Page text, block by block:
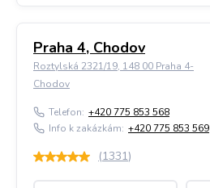
Praha 4, Chodov
Roztylská 2321/19, 148 00 Praha 4-
Chodov
Telefon: +420 775 853 568
Info k zakázkám: +420 775 853 569
(1331)